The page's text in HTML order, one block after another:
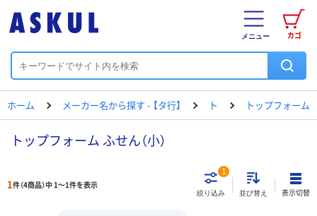
カゴ
メニュー
ホーム メーカー名から探す - 【タ行】 ト トップフォーム
トップフォーム ふせん（小）
1件（4商品）中 1～1件を表示
絞り込み
1
並び替え 表示切替